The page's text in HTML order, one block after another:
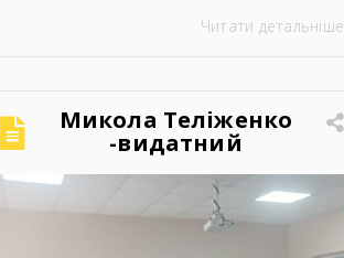
закатовані або загинули у полоні
Читати детальніше
Микола Теліженко
-видатний
український
художник, графік,
скульптор, майстер
декоративно-